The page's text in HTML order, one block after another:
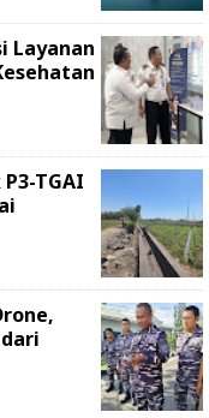
Layanan
TGAI